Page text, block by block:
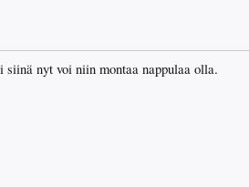
siinä nyt voi niin montaa nappulaa olla.